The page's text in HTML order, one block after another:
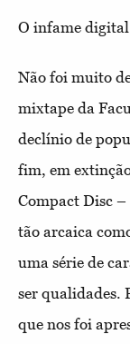
O infame digital
Não foi muito
mixtape da
declínio de
fim, em
Compact Disc –
tão arcaica
uma série de
ser qualidades.
que nos foi